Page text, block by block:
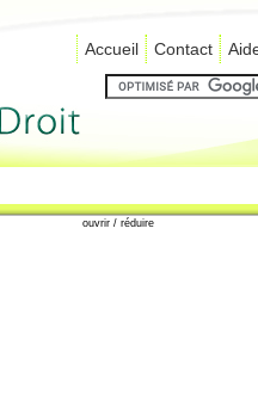
Accueil Contact
ouvrir / réduire